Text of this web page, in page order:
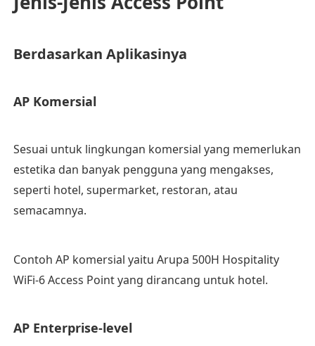
Berdasarkan Aplikasinya
AP Komersial
Sesuai untuk lingkungan komersial yang memerlukan
estetika dan banyak pengguna yang mengakses,
seperti hotel, supermarket, restoran, atau
semacamnya.
Contoh AP komersial yaitu Arupa 500H Hospitality
WiFi-6 Access Point yang dirancang untuk hotel.
AP Enterprise-level